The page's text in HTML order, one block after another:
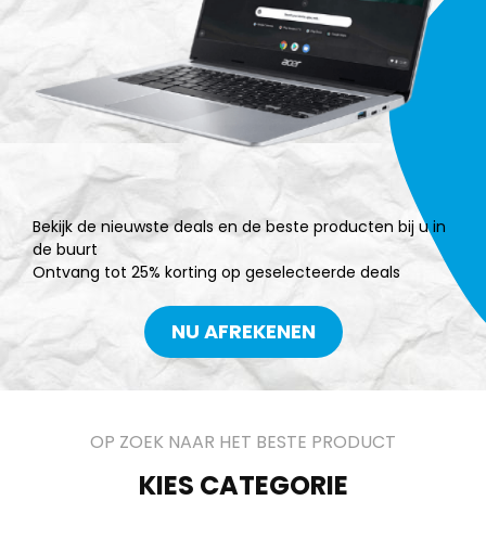
Bekijk de nieuwste deals en de beste producten bij u in
de buurt
Ontvang tot 25% korting op geselecteerde deals
NU AFREKENEN
OP ZOEK NAAR HET BESTE PRODUCT
KIES CATEGORIE